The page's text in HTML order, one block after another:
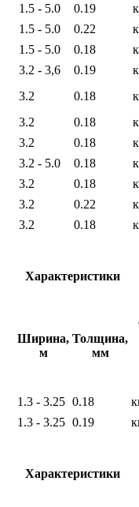
1.5 - 5.0 0.19
1.5 - 5.0 0.22
1.5 - 5.0 0.18
3.2 - 3,6 0.19
3.2 0.18
3.2 0.18
3.2 0.18
3.2 - 5.0 0.18
3.2 0.18
3.2 0.22
3.2 0.18
Характеристики
Ширина,
м
Толщина,
мм
1.3 - 3.25 0.18
1.3 - 3.25 0.19
Характеристики